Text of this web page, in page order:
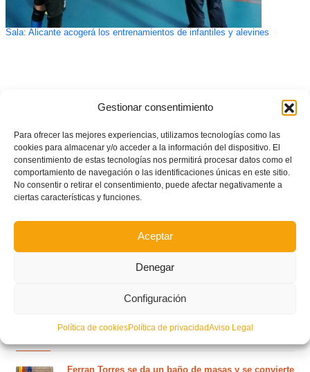
Gestionar consentimiento
Para ofrecer las mejores experiencias, utilizamos tecnologías como las
cookies para almacenar y/o acceder a la información del dispositivo. El
consentimiento de estas tecnologías nos permitirá procesar datos como el
comportamiento de navegación o las identificaciones únicas en este sitio.
No consentir o retirar el consentimiento, puede afectar negativamente a
ciertas características y funciones.
Aceptar
Denegar
Configuración
Política de cookiesPolítica de privacidadAviso Legal
Sala: Alicante acogerá los entrenamientos de infantiles y alevines
POSTS RECIENTES
Ferran Torres se da un baño de masas y se convierte